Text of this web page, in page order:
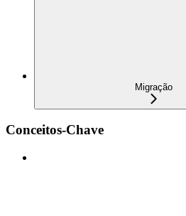
Migração
Conceitos-Chave